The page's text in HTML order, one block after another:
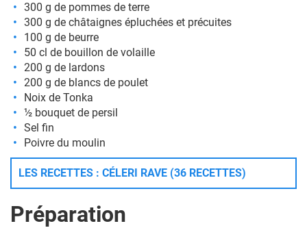
300 g de pommes de terre
300 g de châtaignes épluchées et précuites
100 g de beurre
50 cl de bouillon de volaille
200 g de lardons
200 g de blancs de poulet
Noix de Tonka
½ bouquet de persil
Sel fin
Poivre du moulin
LES RECETTES : CÉLERI RAVE (36 RECETTES)
Préparation